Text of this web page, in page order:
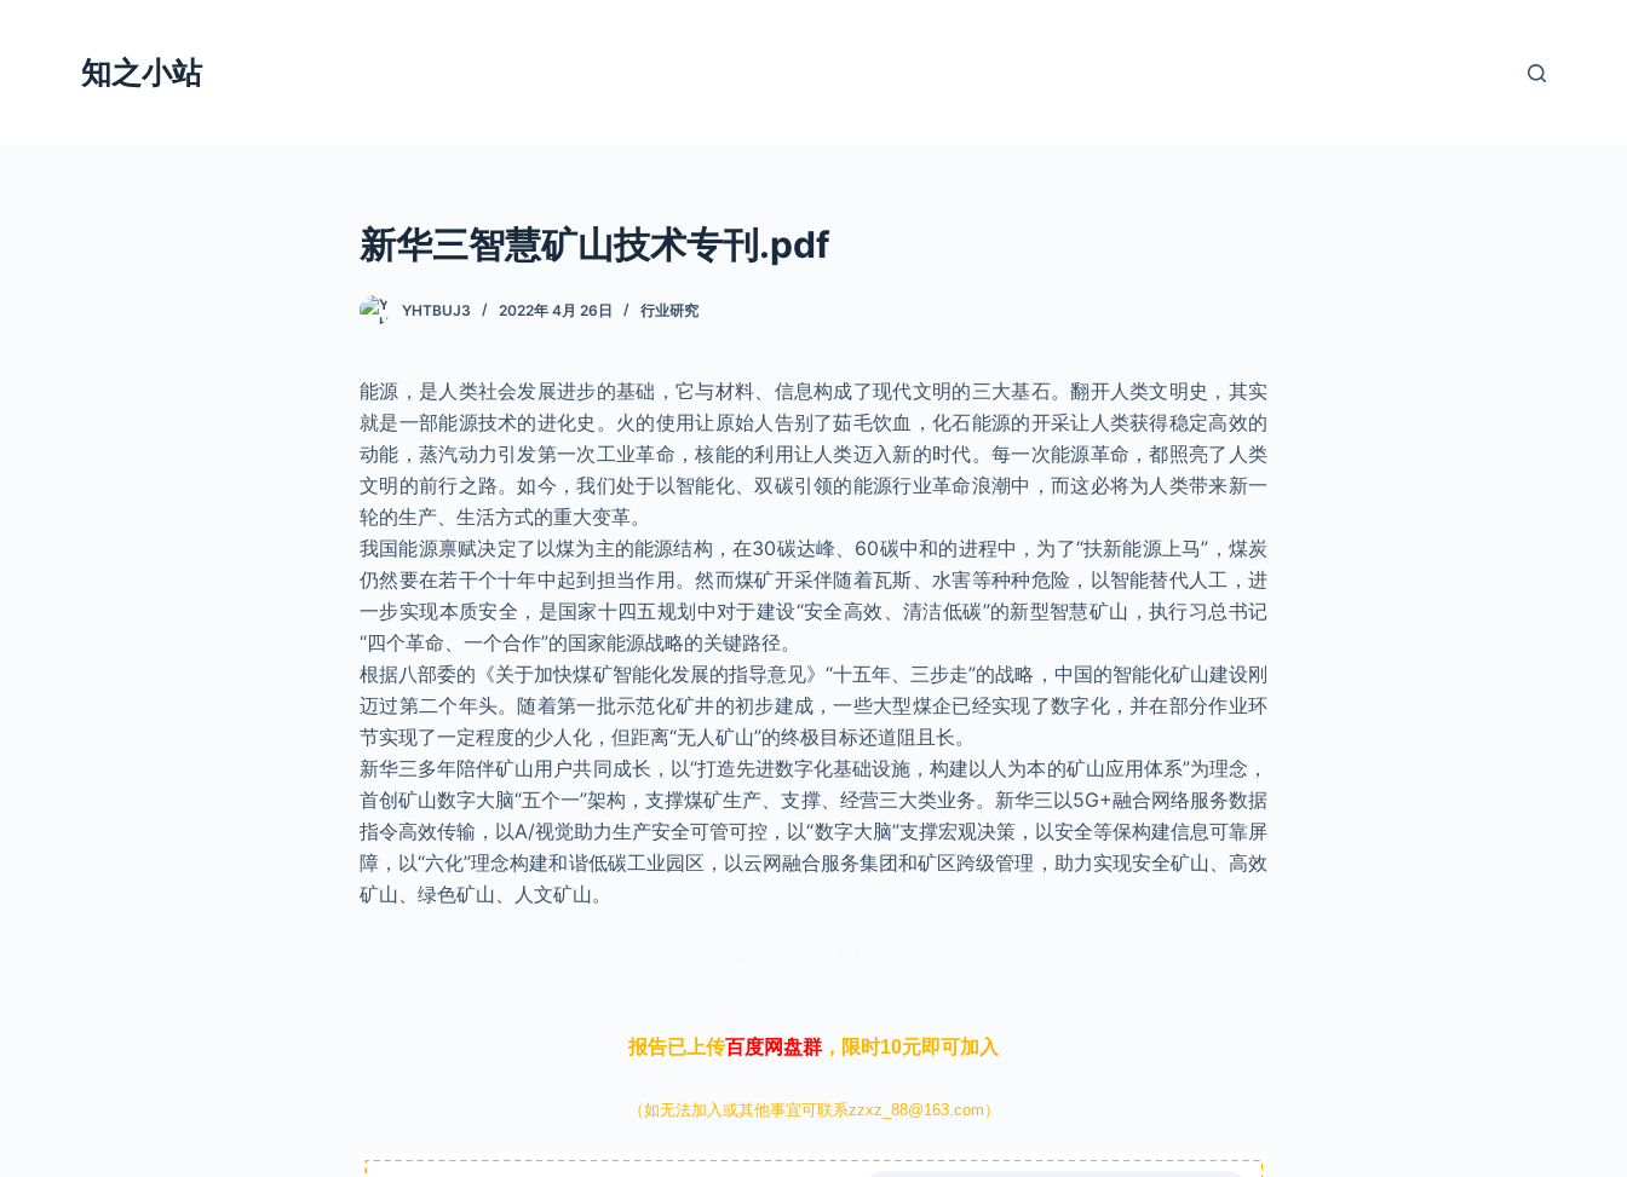
知之小站
新华三智慧矿山技术专刊.pdf
YHTBUJ3 2022年 4月 26日 行业研究
能源，是人类社会发展进步的基础，它与材料、信息构成了现代文明的三大基石。翻开人类文明史，其实
就是一部能源技术的进化史。火的使用让原始人告别了茹毛饮血，化石能源的开采让人类获得稳定高效的
动能，蒸汽动力引发第一次工业革命，核能的利用让人类迈入新的时代。每一次能源革命，都照亮了人类
文明的前行之路。如今，我们处于以智能化、双碳引领的能源行业革命浪潮中，而这必将为人类带来新一
轮的生产、生活方式的重大变革。
我国能源禀赋决定了以煤为主的能源结构，在30碳达峰、60碳中和的进程中，为了“扶新能源上马”，煤炭
仍然要在若干个十年中起到担当作用。然而煤矿开采伴随着瓦斯、水害等种种危险，以智能替代人工，进
一步实现本质安全，是国家十四五规划中对于建设“安全高效、清洁低碳”的新型智慧矿山，执行习总书记
“四个革命、一个合作”的国家能源战略的关键路径。
根据八部委的《关于加快煤矿智能化发展的指导意见》“十五年、三步走”的战略，中国的智能化矿山建设刚
迈过第二个年头。随着第一批示范化矿井的初步建成，一些大型煤企已经实现了数字化，并在部分作业环
节实现了一定程度的少人化，但距离“无人矿山”的终极目标还道阻且长。
新华三多年陪伴矿山用户共同成长，以“打造先进数字化基础设施，构建以人为本的矿山应用体系”为理念，
首创矿山数字大脑“五个一”架构，支撑煤矿生产、支撑、经营三大类业务。新华三以5G+融合网络服务数据
指令高效传输，以A/视觉助力生产安全可管可控，以“数字大脑”支撑宏观决策，以安全等保构建信息可靠屏
障，以“六化”理念构建和谐低碳工业园区，以云网融合服务集团和矿区跨级管理，助力实现安全矿山、高效
矿山、绿色矿山、人文矿山。
报告已上传百度网盘群 ，限时10元即可加入
（如无法加入或其他事宜可联系zzxz_88@163.com）